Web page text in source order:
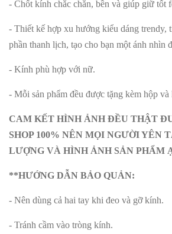
- Chốt kính chắc chắn, bền và giúp giữ tốt
- Thiết kế hợp xu hướng kiểu dáng trendy,
phần thanh lịch, tạo cho bạn một ánh nhìn
- Kính phù hợp với nữ.
- Mỗi sản phẩm đều được tặng kèm hộp
CAM KẾT HÌNH ẢNH ĐỀU THẬT
SHOP 100% NÊN MỌI NGƯỜI YÊN
LƯỢNG VÀ HÌNH ẢNH SẢN PHẨM
**HƯỚNG DẪN BẢO QUẢN:
- Nên dùng cả hai tay khi đeo và gỡ kính.
- Tránh cầm vào tròng kính.